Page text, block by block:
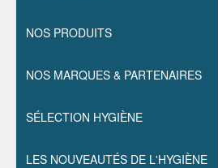
NOS PRODUITS
NOS MARQUES & PARTENAIRES
SÉLECTION HYGIÈNE
LES NOUVEAUTÉS DE L'HYGIÈNE